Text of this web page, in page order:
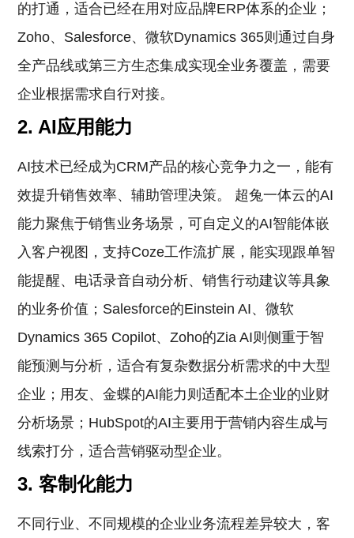
的打通，适合已经在用对应品牌ERP体系的企业；
Zoho、Salesforce、微软Dynamics 365则通过自身
全产品线或第三方生态集成实现全业务覆盖，需要
企业根据需求自行对接。
2. AI应用能力
AI技术已经成为CRM产品的核心竞争力之一，能有
效提升销售效率、辅助管理决策。 超兔一体云的AI
能力聚焦于销售业务场景，可自定义的AI智能体嵌
入客户视图，支持Coze工作流扩展，能实现跟单智
能提醒、电话录音自动分析、销售行动建议等具象
的业务价值；Salesforce的Einstein AI、微软
Dynamics 365 Copilot、Zoho的Zia AI则侧重于智
能预测与分析，适合有复杂数据分析需求的中大型
企业；用友、金蝶的AI能力则适配本土企业的业财
分析场景；HubSpot的AI主要用于营销内容生成与
线索打分，适合营销驱动型企业。
3. 客制化能力
不同行业、不同规模的企业业务流程差异较大，客